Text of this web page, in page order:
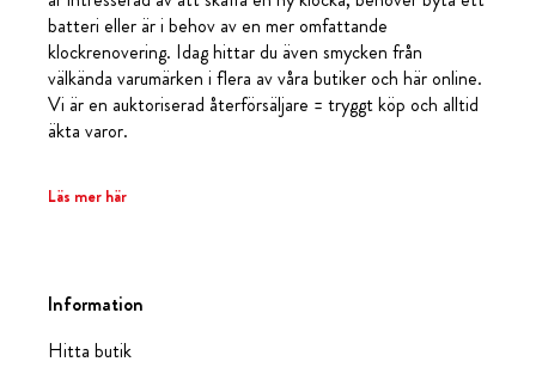
batteri eller är i behov av en mer omfattande
klockrenovering. Idag hittar du även smycken från
välkända varumärken i flera av våra butiker och här online.
Vi är en auktoriserad återförsäljare = tryggt köp och alltid
äkta varor.
Läs mer här
Information
Hitta butik